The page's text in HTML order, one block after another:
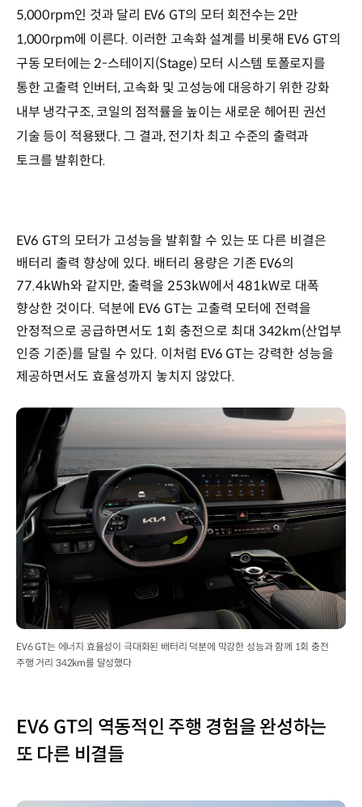
5,000rpm인 것과 달리 EV6 GT의 모터 회전수는 2만
1,000rpm에 이른다. 이러한 고속화 설계를 비롯해 EV6 GT의
구동 모터에는 2-스테이지(Stage) 모터 시스템 토폴로지를
통한 고출력 인버터, 고속화 및 고성능에 대응하기 위한 강화
내부 냉각구조, 코일의 점적률을 높이는 새로운 헤어핀 권선
기술 등이 적용됐다. 그 결과, 전기차 최고 수준의 출력과
토크를 발휘한다.
EV6 GT의 모터가 고성능을 발휘할 수 있는 또 다른 비결은
배터리 출력 향상에 있다. 배터리 용량은 기존 EV6의
77.4kWh와 같지만, 출력을 253kW에서 481kW로 대폭
향상한 것이다. 덕분에 EV6 GT는 고출력 모터에 전력을
안정적으로 공급하면서도 1회 충전으로 최대 342km(산업부
인증 기준)를 달릴 수 있다. 이처럼 EV6 GT는 강력한 성능을
제공하면서도 효율성까지 놓치지 않았다.
EV6 GT는 에너지 효율성이 극대화된 배터리 덕분에 막강한 성능과 함께 1회 충전
주행 거리 342km를 달성했다
EV6 GT의 역동적인 주행 경험을 완성하는
또 다른 비결들